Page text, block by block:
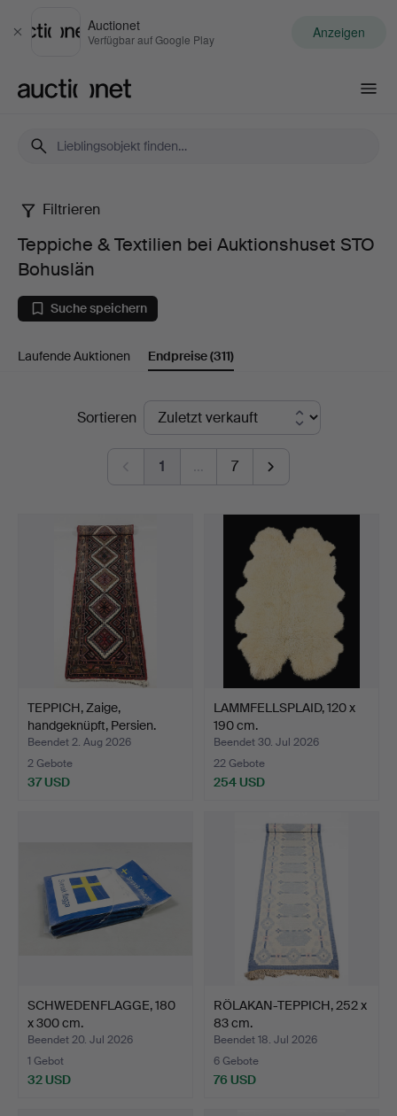
Schließen
Auctionet
Verfügbar auf Google Play Anzeigen
Teppiche
Textilien
bei
Bohuslän
Filtrieren
Teppiche & Textilien bei Auktionshuset STO
Bohuslän
Suche speichern
Laufende Auktionen Endpreise(311)
EndpreiseSortieren
1 … 7
TEPPICH, Zaige,
handgeknüpft, Persien.
Beendet 2. Aug 2026
2 Gebote
37 USD
LAMMFELLSPLAID, 120 x
190 cm.
Beendet 30. Jul 2026
22 Gebote
254 USD
SCHWEDENFLAGGE, 180
x 300 cm.
Beendet 20. Jul 2026
1 Gebot
32 USD
RÖLAKAN-TEPPICH, 252 x
83 cm.
Beendet 18. Jul 2026
6 Gebote
76 USD